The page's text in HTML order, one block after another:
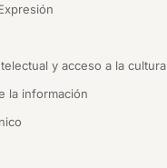
y acceso a la cultura
la información